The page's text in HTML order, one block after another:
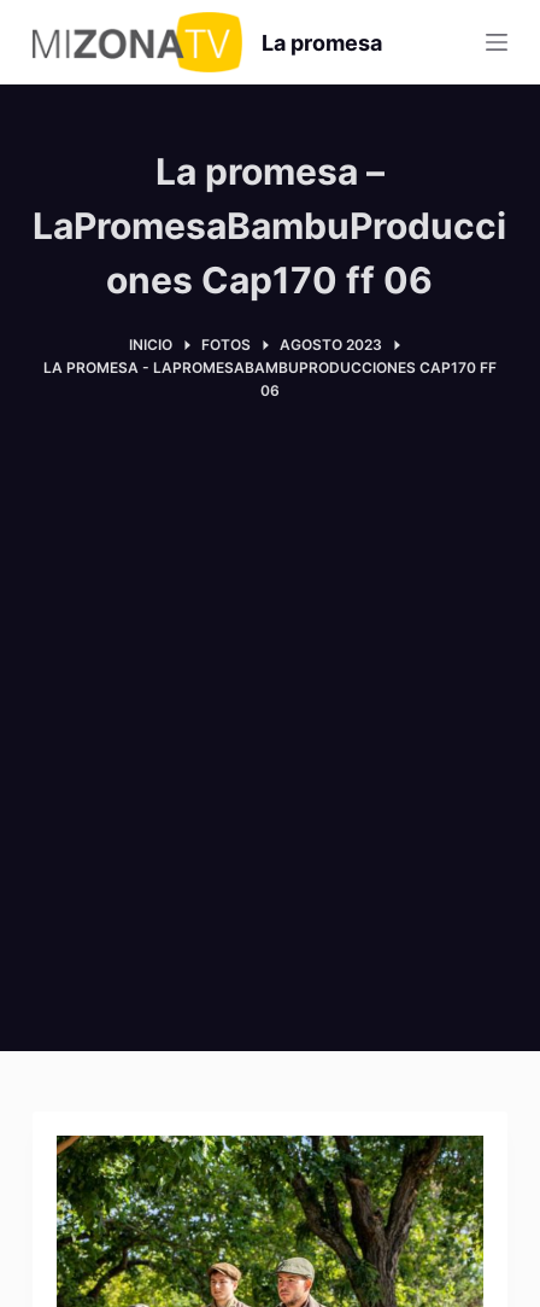
S
a
l
La promesa
La promesa –
LaPromesaBambuProducci
ones Cap170 ff 06
INICIO FOTOS
AGOSTO 2023
LA PROMESA - LAPROMESABAMBUPRODUCCIONES CAP170 FF
06